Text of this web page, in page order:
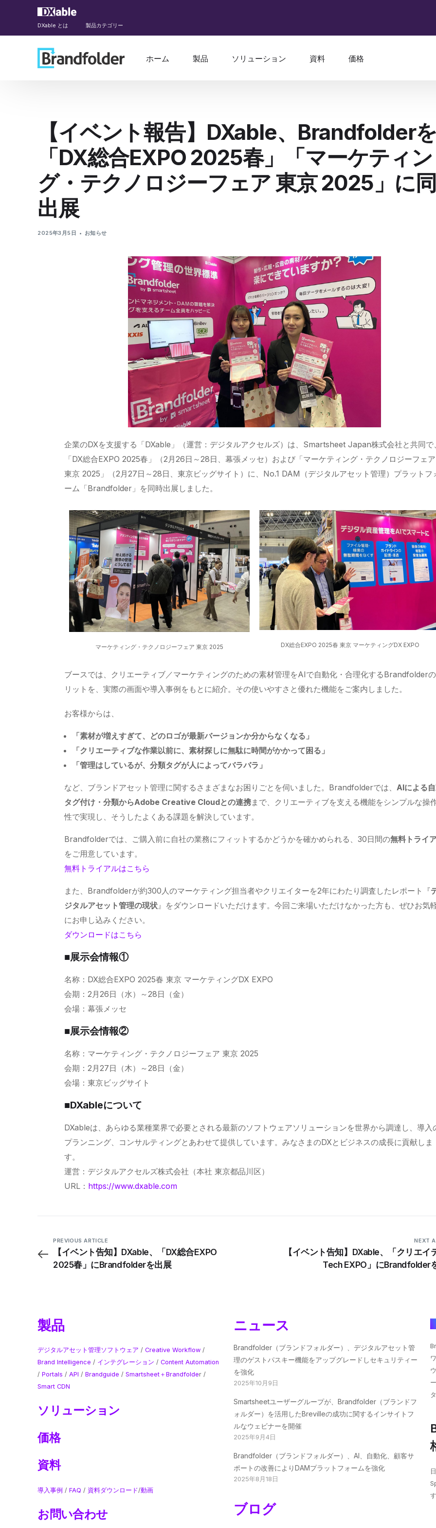
DXable とは 製品カテゴリー
ホーム 製品 ソリューション 資料 価格
【イベント報告】DXable、Brandfolder
「DX総合EXPO 2025春」「マーケティン
グ・テクノロジーフェア 東京 2025」に
出展
2025年3月5日 お知らせ
企業のDXを支援する「DXable」（運営：デジタルアクセルズ）は、Smartsheet Japan株式会社と共同で
「DX総合EXPO 2025春」（2月26日～28日、幕張メッセ）および「マーケティング・テクノロジーフェア
東京 2025」（2月27日～28日、東京ビッグサイト）に、No.1 DAM（デジタルアセット管理）プラットフ
ーム「Brandfolder」を同時出展しました。
マーケティング・テクノロジーフェア 東京 2025 DX総合EXPO 2025春 東京 マーケティングDX EXPO
ブースでは、クリエーティブ／マーケティングのための素材管理をAIで自動化・合理化するBrandfolder
リットを、実際の画面や導入事例をもとに紹介。その使いやすさと優れた機能をご案内しました。
お客様からは、
「素材が増えすぎて、どのロゴが最新バージョンか分からなくなる」
「クリエーティブな作業以前に、素材探しに無駄に時間がかかって困る」
「管理はしているが、分類タグが人によってバラバラ」
など、ブランドアセット管理に関するさまざまなお困りごとを伺いました。Brandfolderでは、 AIによる
タグ付け・分類からAdobe Creative Cloudとの連携まで、クリエーティブを支える機能をシンプルな操
性で実現し、そうしたよくある課題を解決しています。
Brandfolderでは、ご購入前に自社の業務にフィットするかどうかを確かめられる、30日間の無料トライ
をご用意しています。
無料トライアルはこちら
また、Brandfolderが約300人のマーケティング担当者やクリエイターを2年にわたり調査したレポート『
ジタルアセット管理の現状』をダウンロードいただけます。今回ご来場いただけなかった方も、ぜひお気
にお申し込みください。
ダウンロードはこちら
■展示会情報①
名称：DX総合EXPO 2025春 東京 マーケティングDX EXPO
会期：2月26日（水）～28日（金）
会場：幕張メッセ
■展示会情報②
名称：マーケティング・テクノロジーフェア 東京 2025
会期：2月27日（木）～28日（金）
会場：東京ビッグサイト
■DXableについて
DXableは、あらゆる業種業界で必要とされる最新のソフトウェアソリューションを世界から調達し、導入
プランニング、コンサルティングとあわせて提供しています。みなさまのDXとビジネスの成長に貢献しま
す。
運営：デジタルアクセルズ株式会社（本社 東京都品川区）
URL： https://www.dxable.com
PREVIOUS ARTICLE
【イベント告知】DXable、「DX総合EXPO
2025春」にBrandfolderを出展
NEXT
【イベント告知】DXable、「クリエイ
Tech EXPO」にBrandfolder
製品
デジタルアセット管理ソフトウェア /Creative Workflow /
Brand Intelligence ​ / インテグレーション /Content Automation
/Portals /API /Brandguide /Smartsheet＋Brandfolder /
Smart CDN
ソリューション
価格
資料
導入事例 /FAQ / 資料ダウンロード/動画
お問い合わせ
ニュース
Brandfolder（ブランドフォルダー）、デジタルアセット管
理のゲストパスキー機能をアップグレードしセキュリティー
を強化
2025年10月9日
Smartsheetユーザーグループが、Brandfolder（ブランドフ
ォルダー）を活用したBrevilleの成功に関するインサイトフ
ルなウェビナーを開催
2025年9月4日
Brandfolder（ブランドフォルダー）、AI、自動化、顧客サ
ポートの改善によりDAMプラットフォームを強化
2025年8月18日
ブログ